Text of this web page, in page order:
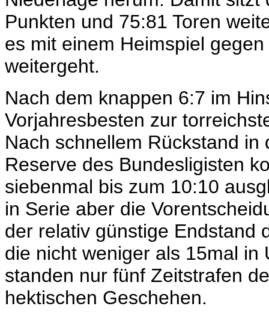
Punkten und 75:81 Toren
es mit einem Heimspiel
weitergeht.
Nach dem knappen 6:7 im
Vorjahresbesten zur
Nach schnellem Rückstand
Reserve des Bundesligisten
siebenmal bis zum 10:10
in Serie aber die
der relativ günstige Endstand
die nicht weniger als 15mal
standen nur fünf Zeitstrafen
hektischen Geschehen.